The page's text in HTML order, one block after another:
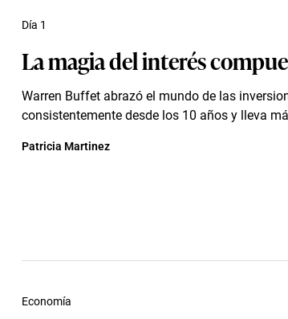
La magia del interés
Warren Buffet abrazó el mundo de las
consistentemente desde los 10 años y lleva
Día 1
Patricia Martinez
Economía